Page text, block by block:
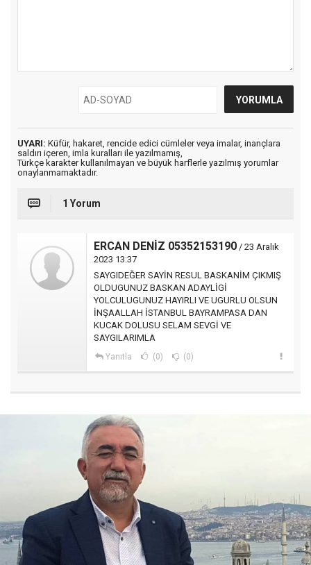
UYARI: Küfür, hakaret, rencide edici cümleler veya imalar, inançlara
saldırı içeren, imla kuralları ile yazılmamış,
Türkçe karakter kullanılmayan ve büyük harflerle yazılmış yorumlar
onaylanmamaktadır.
1 Yorum
ERCAN DENİZ 05352153190 / 23 Aralık
2023 13:37
SAYGIDEĞER SAYİN RESUL BASKANİM ÇIKMIŞ
OLDUGUNUZ BASKAN ADAYLİGİ
YOLCULUGUNUZ HAYIRLI VE UGURLU OLSUN
İNŞAALLAH İSTANBUL BAYRAMPASA DAN
KUCAK DOLUSU SELAM SEVGİ VE
SAYGILARIMLA
Yanıtla (0) (0)